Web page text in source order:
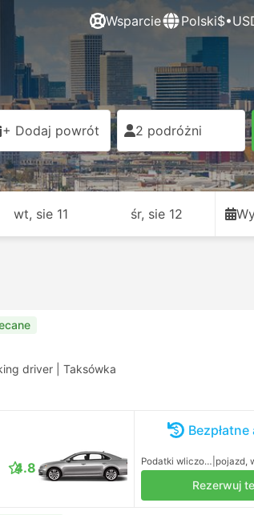
Wsparcie Polski
+ Dodaj powrót 2 podróżni
wt, sie 11 śr, sie 12
driver Taksówka
4.8 Podatki wliczone
Rezerwuj